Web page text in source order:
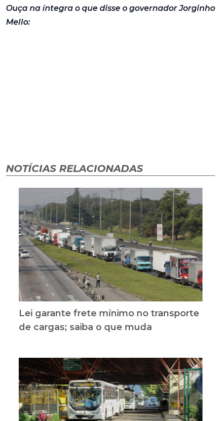
Ouça na íntegra o que disse o governador Jorginho
Mello:
NOTÍCIAS RELACIONADAS
Lei garante frete mínimo no transporte
de cargas; saiba o que muda